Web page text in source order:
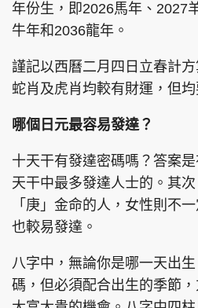
隱私政策聲明
Copyright © 東周網 版權所有 .
年份生，即2026馬年、2027
牛年和2036龍年。
謹記以西曆二月四日立春計
蛇肖及虎肖均較有財運，但均
哪個日元最容易發達？
十天干有發達密碼嗎？答案
天干中最多發達人士的。其
「庚」金命的人，女性則不
也較易發達。
八字中，無論你是哪一天出
碼，但必須配合出生的季節